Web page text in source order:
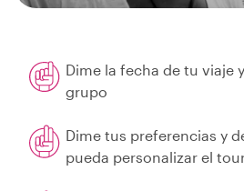
Dime la fecha de tu viaje
grupo
Dime tus preferencias y
pueda personalizar el